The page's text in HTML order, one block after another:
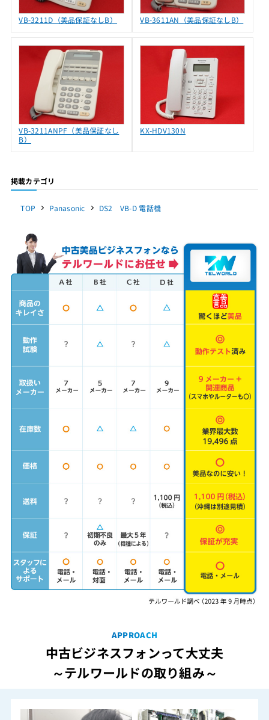
VB-3211D（美品保証なしB） VB-3611AN（美品保証なしB）
VB-3211ANPF（美品保証なし
B）
KX-HDV130N
掲載カテゴリ
TOP Panasonic DS2 VB-D 電話機
APPROACH
中古ビジネスフォンって大丈夫
～テルワールドの取り組み～